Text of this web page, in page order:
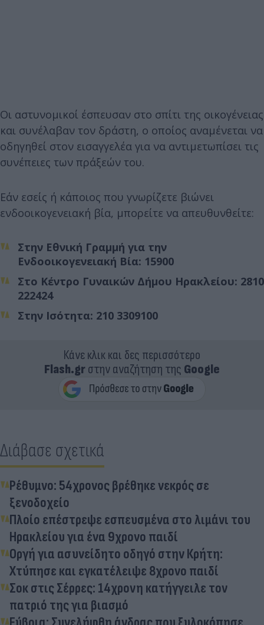
Οι αστυνομικοί έσπευσαν στο σπίτι της οικογένειας
και συνέλαβαν τον δράστη, ο οποίος αναμένεται να
οδηγηθεί στον εισαγγελέα για να αντιμετωπίσει τις
συνέπειες των πράξεών του.
Εάν εσείς ή κάποιος που γνωρίζετε βιώνει
ενδοοικογενειακή βία, μπορείτε να απευθυνθείτε:
Στην Εθνική Γραμμή για την
Ενδοοικογενειακή Βία: 15900
Στο Κέντρο Γυναικών Δήμου Ηρακλείου: 2810
222424
Στην Ισότητα: 210 3309100
Κάνε κλικ και δες περισσότερο
Flash.grστην αναζήτηση της Google
Διάβασε σχετικά
Ρέθυμνο: 54χρονος βρέθηκε νεκρός σε
ξενοδοχείο
Πλοίο επέστρεψε εσπευσμένα στο λιμάνι του
Ηρακλείου για ένα 9χρονο παιδί
Οργή για ασυνείδητο οδηγό στην Κρήτη:
Χτύπησε και εγκατέλειψε 8χρονο παιδί
Σοκ στις Σέρρες: 14χρονη κατήγγειλε τον
πατριό της για βιασμό